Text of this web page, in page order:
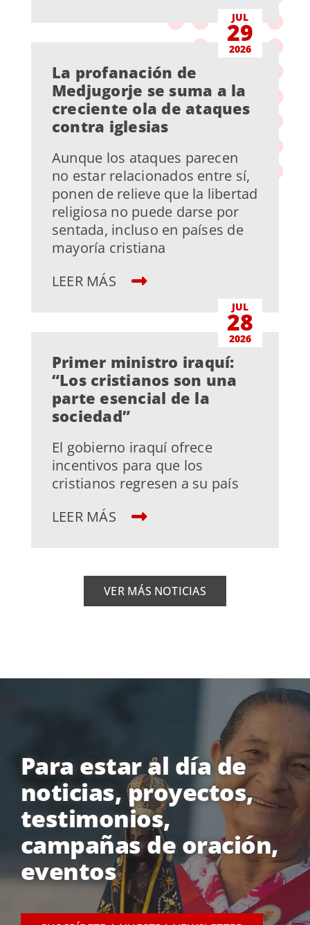
JUL
29
2026
La profanación de
Medjugorje se suma a la
creciente ola de ataques
contra iglesias
Aunque los ataques parecen
no estar relacionados entre sí,
ponen de relieve que la libertad
religiosa no puede darse por
sentada, incluso en países de
mayoría cristiana
LEER MÁS
JUL
28
2026
Primer ministro iraquí:
“Los cristianos son una
parte esencial de la
sociedad”
El gobierno iraquí ofrece
incentivos para que los
cristianos regresen a su país
LEER MÁS
VER MÁS NOTICIAS
Para estar al día de
noticias, proyectos,
testimonios,
campañas de oración,
eventos